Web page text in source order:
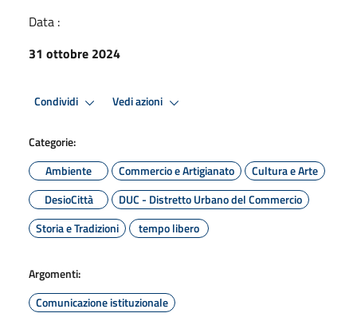
Data :
31 ottobre 2024
Condividi Vedi azioni
Categorie:
Ambiente
Commercio e Artigianato
Cultura e Arte
DesioCittà
DUC - Distretto Urbano del Commercio
Storia e Tradizioni
tempo libero
Argomenti:
Comunicazione istituzionale